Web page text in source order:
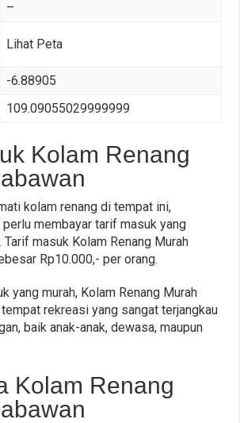
–
Lihat Peta
-6.88905
109.09055029999999
Kolam Renang
kolam renang di tempat ini,
perlu membayar tarif masuk yang
Tarif masuk Kolam Renang Murah
Rp10.000,- per orang.
yang murah, Kolam Renang Murah
rekreasi yang sangat terjangkau
baik anak-anak, dewasa, maupun
Kolam Renang